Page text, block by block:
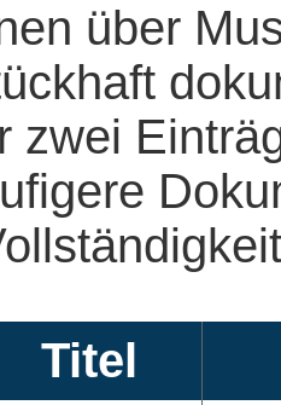
über
zwei
Titel